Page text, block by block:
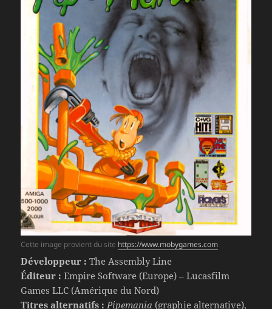
Cette image provient du site https://www.mobygames.com
Développeur : The Assembly Line
Éditeur : Empire Software (Europe) – Lucasfilm
Games LLC (Amérique du Nord)
Titres alternatifs : Pipemania (graphie alternative),